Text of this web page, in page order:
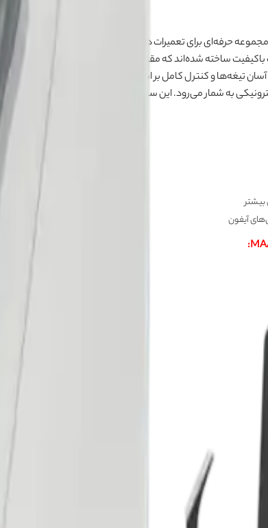
باکیفیت ساخته شده‌اند که مقاومت بالایی در برابر خم شدن و
به شمار می‌رود. این ست می‌تواند به افزایش کارایی و طول
: